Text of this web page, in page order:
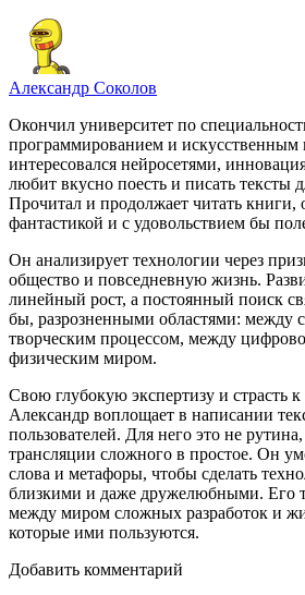
Александр Соколов
Окончил университет по
программированием и искусственным
интересовался нейросетями,
любит вкусно поесть и писать тексты
Прочитал и продолжает читать книги,
фантастикой и с удовольствием бы
Он анализирует технологии через
общество и повседневную жизнь.
линейный рост, а постоянный поиск
бы, разрозненными областями: между
творческим процессом, между
физическим миром.
Свою глубокую экспертизу и страсть
Александр воплощает в написании
пользователей. Для него это не
трансляции сложного в простое. Он
слова и метафоры, чтобы сделать
близкими и даже дружелюбными. Его
между миром сложных разработок и
которые ими пользуются.
Добавить комментарий